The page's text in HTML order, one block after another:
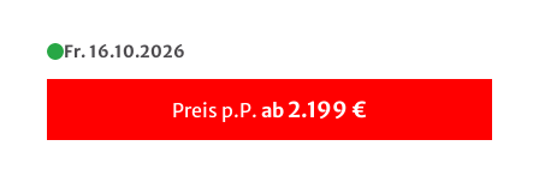
Fr. 16.10.2026
Preis p.P. ab 2.199 €